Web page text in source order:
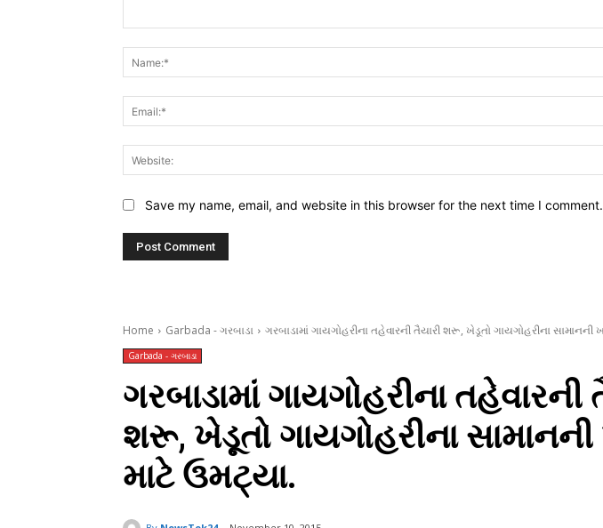
Save my name, email, and website in this browser for the next time I comment.